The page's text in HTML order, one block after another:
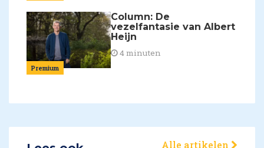
Premium
Column: De
vezelfantasie van Albert
Heijn
4 minuten
Alle artikelen